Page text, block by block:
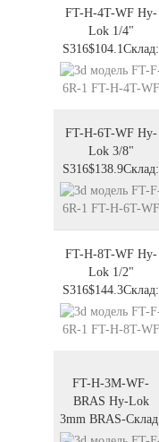
FT-H-4T-WFHy-
Lok 1/4"
S316$104.1Склад:
FT-H-6T-WFHy-
Lok 3/8"
S316$138.9Склад:
FT-H-8T-WFHy-
Lok 1/2"
S316$144.3Склад:
FT-H-3M-WF-
BRAS Hy-Lok
3mm BRAS-